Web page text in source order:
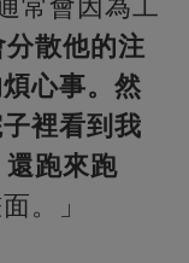
常會因為工
散他的注
心事。然
裡看到我
跑來跑
。」